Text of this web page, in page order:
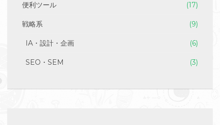
便利ツール (17)
戦略系 (9)
IA・設計・企画 (6)
SEO・SEM (3)